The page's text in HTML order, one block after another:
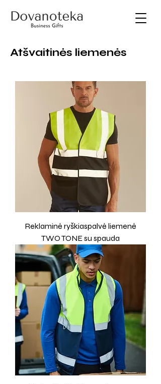
Atšvaitinės liemenės
Reklaminė ryškiaspalvė liemenė
TWO TONE su spauda